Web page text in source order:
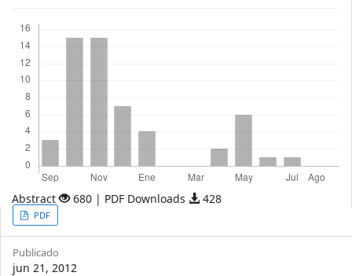
Abstract 680 | PDF Downloads 428
Article
Sidebar
PDF
Publicado
jun 21, 2012